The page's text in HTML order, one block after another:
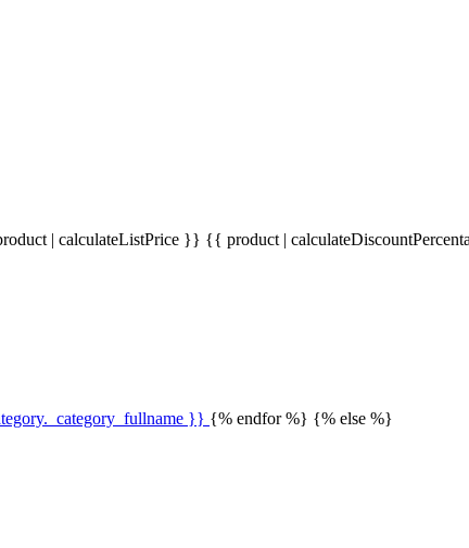
| calculateListPrice }} {{ product |
}} {% endfor %} {% else %}